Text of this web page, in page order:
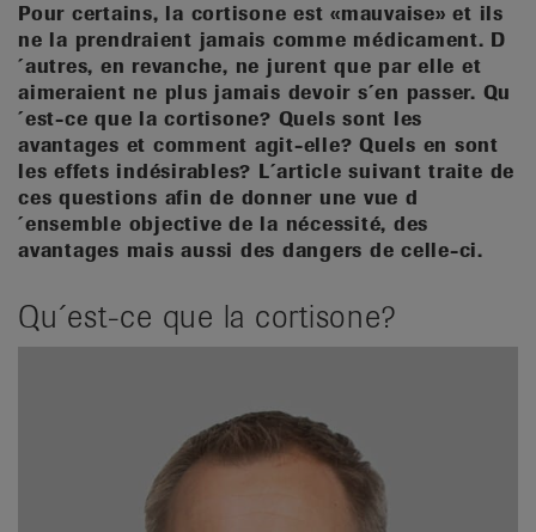
Pour certains, la cortisone est «mauvaise» et ils
ne la prendraient jamais comme médicament. D
´autres, en revanche, ne jurent que par elle et
aimeraient ne plus jamais devoir s´en passer. Qu
´est-ce que la cortisone? Quels sont les
avantages et comment agit-elle? Quels en sont
les effets indésirables? L´article suivant traite de
ces questions afin de donner une vue d
´ensemble objective de la nécessité, des
avantages mais aussi des dangers de celle-ci.
Qu´est-ce que la cortisone?